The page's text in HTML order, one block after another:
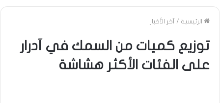
الرئيسية / آخر الأخبار
توزيع كميات من السمك في آدرار
على الفئات الأكثر هشاشة